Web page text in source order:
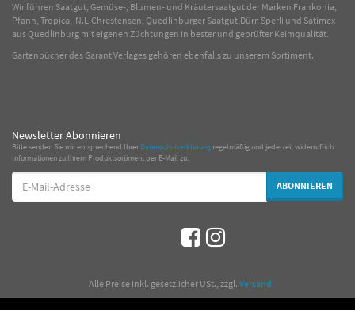
Wir führen Saatgut, Gemüse-, Blumen- und Kräutersaatgut der Marken Frankonia,
Pfann, Tropica, N.L.Chrestensen, Quedlinburger Saatgut,Dürr, Sperli und Satimex
aus Quedlinburg mit eigenen Züchtungen in bester und geprüfter Keimqualität.
Gartenbücher des Garant Verlages gehören ebenfalls zu unserem Sortiment.
Newsletter Abonnieren
Bitte senden Sie mir entsprechend IhrerDatenschutzerklärung regelmäßig und jederzeit widerruflich
Informationen zu Ihrem Produktsortiment per E-Mail zu.
E-
Mail-
Adresse
ABONNIEREN
Alle Preise inkl. gesetzlicher USt., zzgl. Versand